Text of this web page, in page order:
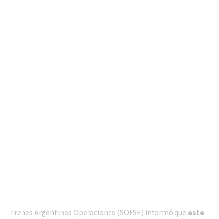
Trenes Argentinos Operaciones (SOFSE) informó que este